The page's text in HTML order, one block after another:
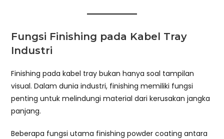
Fungsi Finishing pada Kabel Tray
Industri
Finishing pada kabel tray bukan hanya soal tampilan
visual. Dalam dunia industri, finishing memiliki fungsi
penting untuk melindungi material dari kerusakan jangka
panjang.
Beberapa fungsi utama finishing powder coating antara